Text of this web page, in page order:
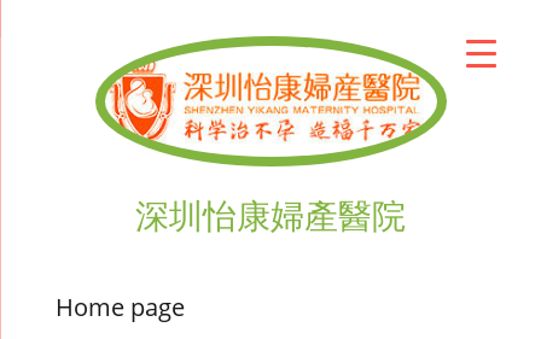
深圳怡康婦產醫院
Home page